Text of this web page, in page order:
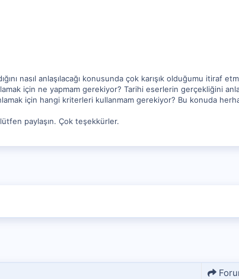
nasıl anlaşılacağı konusunda çok karışık olduğumu itiraf
için ne yapmam gerekiyor? Tarihi eserlerin gerçekliğini
için hangi kriterleri kullanmam gerekiyor? Bu konuda
paylaşın. Çok teşekkürler.